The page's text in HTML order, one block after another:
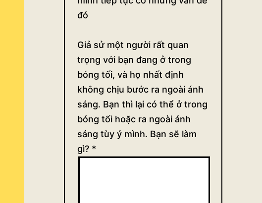
đó
Giả sử một người rất quan
trọng với bạn đang ở trong
bóng tối, và họ nhất định
không chịu bước ra ngoài ánh
sáng. Bạn thì lại có thể ở trong
bóng tối hoặc ra ngoài ánh
sáng tùy ý mình. Bạn sẽ làm
gì? *